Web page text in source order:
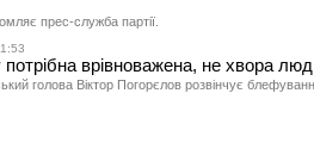
прес-служба партії.
потрібна врівноважена, не хвора
голова Віктор Погорєлов розвінчує